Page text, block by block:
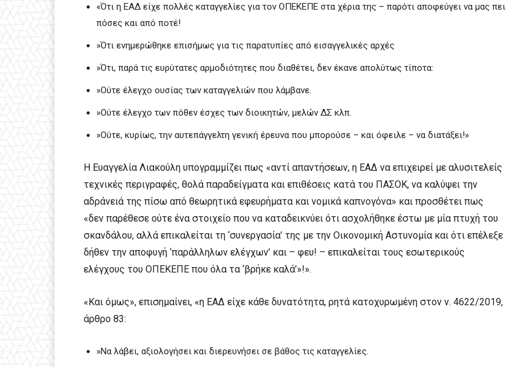
«Ότι η ΕΑΔ είχε πολλές καταγγελίες για τον ΟΠΕΚΕΠΕ στα χέρια της – παρότι αποφεύγει να μας πει
πόσες και από ποτέ!
»Ότι ενημερώθηκε επισήμως για τις παρατυπίες από εισαγγελικές αρχές
»Ότι, παρά τις ευρύτατες αρμοδιότητες που διαθέτει, δεν έκανε απολύτως τίποτα:
»Ούτε έλεγχο ουσίας των καταγγελιών που λάμβανε.
»Ούτε έλεγχο των πόθεν έσχες των διοικητών, μελών ΔΣ κλπ.
»Ούτε, κυρίως, την αυτεπάγγελτη γενική έρευνα που μπορούσε – και όφειλε – να διατάξει!»
Η Ευαγγελία Λιακούλη υπογραμμίζει πως «αντί απαντήσεων, η ΕΑΔ να επιχειρεί με αλυσιτελείς
τεχνικές περιγραφές, θολά παραδείγματα και επιθέσεις κατά του ΠΑΣΟΚ, να καλύψει την
αδράνειά της πίσω από θεωρητικά εφευρήματα και νομικά καπνογόνα» και προσθέτει πως
«δεν παρέθεσε ούτε ένα στοιχείο που να καταδεικνύει ότι ασχολήθηκε έστω με μία πτυχή του
σκανδάλου, αλλά επικαλείται τη ‘συνεργασία’ της με την Οικονομική Αστυνομία και ότι επέλεξε
δήθεν την αποφυγή ‘παράλληλων ελέγχων’ και – φευ! – επικαλείται τους εσωτερικούς
ελέγχους του ΟΠΕΚΕΠΕ που όλα τα ‘βρήκε καλά’»!».
«Και όμως», επισημαίνει, «η ΕΑΔ είχε κάθε δυνατότητα, ρητά κατοχυρωμένη στον ν. 4622/2019,
άρθρο 83:
»Να λάβει, αξιολογήσει και διερευνήσει σε βάθος τις καταγγελίες.